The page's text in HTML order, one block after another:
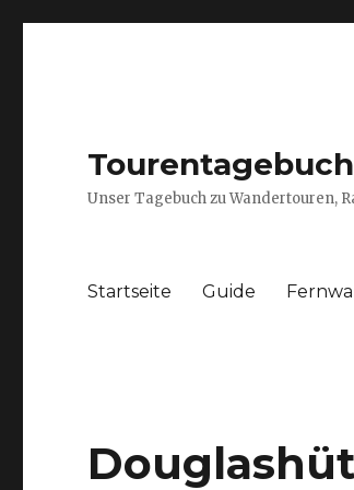
Tourentagebuch
Unser Tagebuch zu Wandertouren,
Startseite Guide